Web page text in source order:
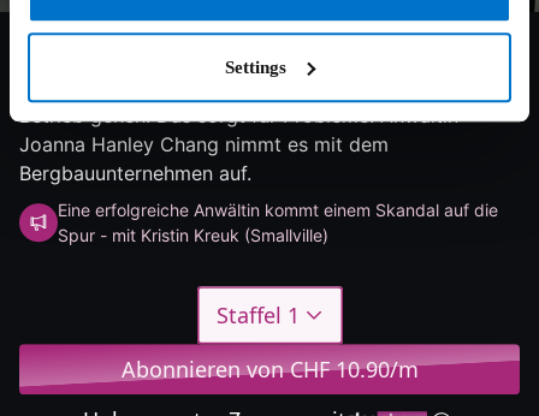
Settings
7.4/10 2021 3 Staffeln Thriller
Betrieb gehen. Das sorgt für Probleme. Anwältin
Joanna Hanley Chang nimmt es mit dem
Bergbauunternehmen auf.
Eine erfolgreiche Anwältin kommt einem Skandal auf die
Spur - mit Kristin Kreuk (Smallville)
Staffel 1
Abonnieren von CHF 10.90/m